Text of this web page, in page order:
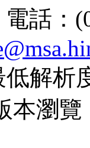
電話：
解析
本瀏覽